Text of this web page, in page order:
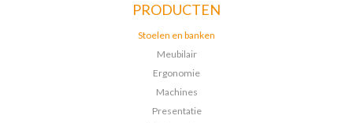
PRODUCTEN
Stoelen en banken
Meubilair
Ergonomie
Machines
Presentatie